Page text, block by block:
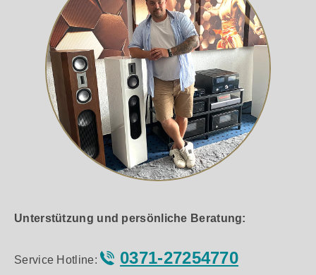
Unterstützung und persönliche Beratung:
Service Hotline: 0371-27254770